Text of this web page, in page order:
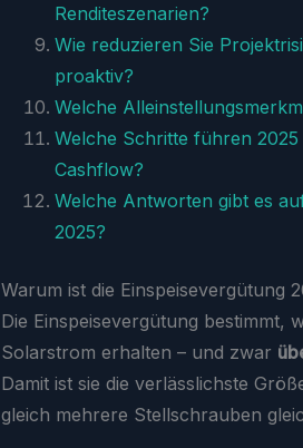
Renditeszenarien?
Wie reduzieren Sie
proaktiv?
Welche
Welche Schritte führen
Cashflow?
Welche Antworten gibt es
2025?
Warum ist die Einspeisevergütung
Die Einspeisevergütung bestimmt,
Solarstrom erhalten – und zwar
Damit ist sie die verlässlichste
gleich mehrere Stellschrauben